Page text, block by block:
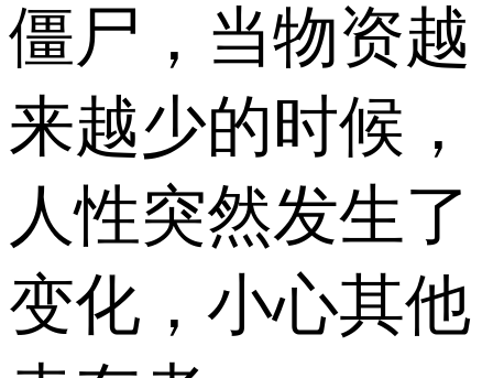
僵尸，当物资越
来越少的时候，
人性突然发生了
变化，小心其他